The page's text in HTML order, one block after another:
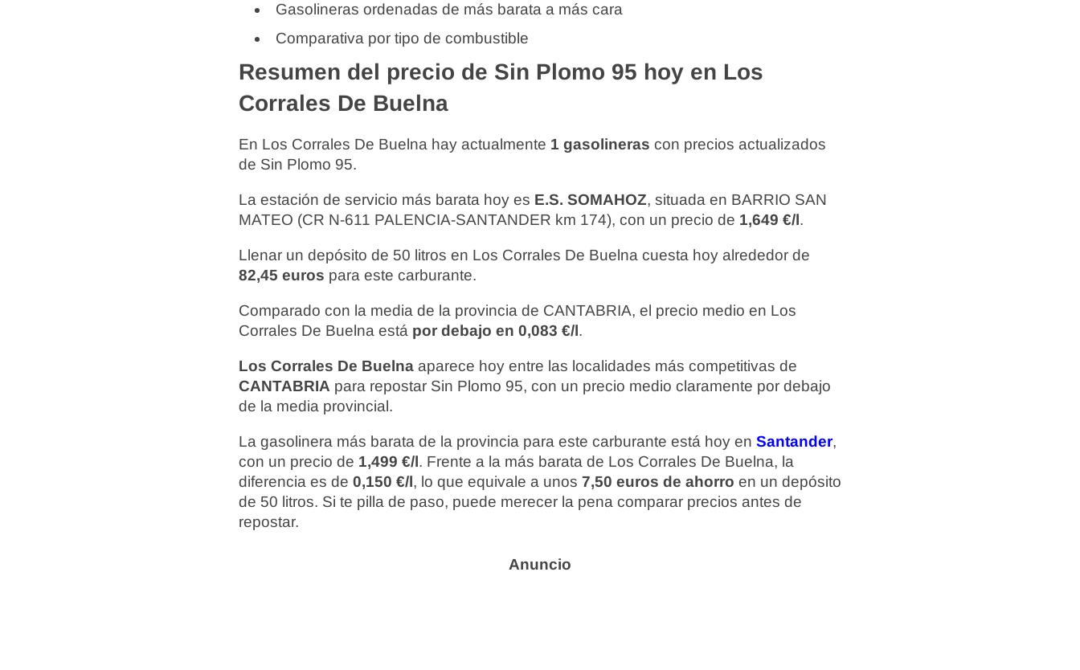
Gasolineras ordenadas de más barata a más cara
Comparativa por tipo de combustible
Resumen del precio de Sin Plomo 95 hoy en Los
Corrales De Buelna
En Los Corrales De Buelna hay actualmente 1 gasolineras con precios actualizados
de Sin Plomo 95.
La estación de servicio más barata hoy es E.S. SOMAHOZ, situada en BARRIO SAN
MATEO (CR N-611 PALENCIA-SANTANDER km 174), con un precio de 1,649 €/l.
Llenar un depósito de 50 litros en Los Corrales De Buelna cuesta hoy alrededor de
82,45 euros para este carburante.
Comparado con la media de la provincia de CANTABRIA, el precio medio en Los
Corrales De Buelna está por debajo en 0,083 €/l.
Los Corrales De Buelna aparece hoy entre las localidades más competitivas de
CANTABRIA para repostar Sin Plomo 95, con un precio medio claramente por debajo
de la media provincial.
La gasolinera más barata de la provincia para este carburante está hoy en Santander,
con un precio de 1,499 €/l. Frente a la más barata de Los Corrales De Buelna, la
diferencia es de 0,150 €/l, lo que equivale a unos 7,50 euros de ahorro en un depósito
de 50 litros. Si te pilla de paso, puede merecer la pena comparar precios antes de
repostar.